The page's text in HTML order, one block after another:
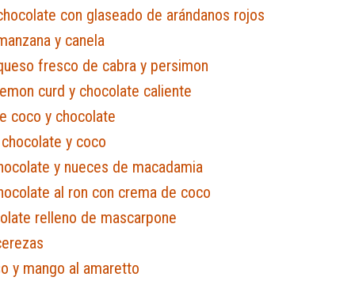
con glaseado de arándanos rojos
y canela
fresco de cabra y persimon
curd y chocolate caliente
coco y chocolate
y coco
y nueces de macadamia
al ron con crema de coco
relleno de mascarpone
y mango al amaretto